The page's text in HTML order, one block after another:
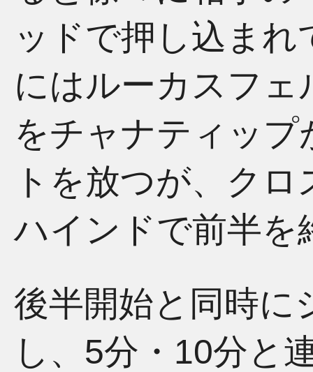
ッドで押し込ま
にはルーカスフ
をチャナティッ
トを放つが、ク
ハインドで前半を
後半開始と同時に
し、5分・10分と